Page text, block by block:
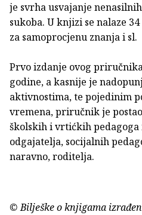
je svrha usvajanje
sukoba. U knjizi se nalaze
za samoprocjenu znanja i sl.
Prvo izdanje ovog
godine, a kasnije je
aktivnostima, te pojedinim
vremena, priručnik je
školskih i vrtićkih pedagoga
odgajatelja, socijalnih
naravno, roditelja.
© Bilješke o knjigama